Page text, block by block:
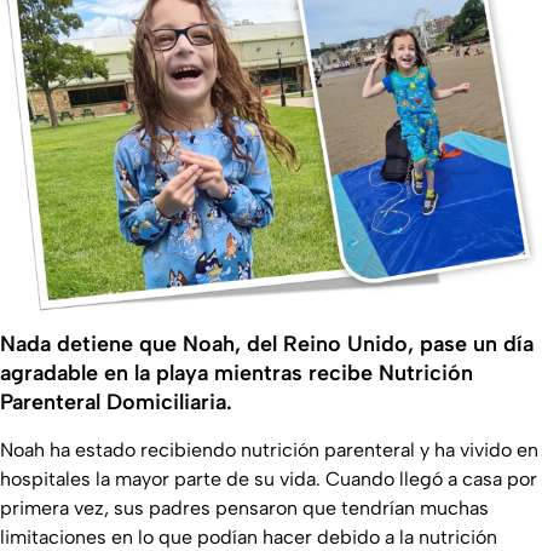
Nada detiene que Noah, del Reino Unido, pase un día
agradable en la playa mientras recibe Nutrición
Parenteral Domiciliaria.
Noah ha estado recibiendo nutrición parenteral y ha vivido en
hospitales la mayor parte de su vida. Cuando llegó a casa por
primera vez, sus padres pensaron que tendrían muchas
limitaciones en lo que podían hacer debido a la nutrición